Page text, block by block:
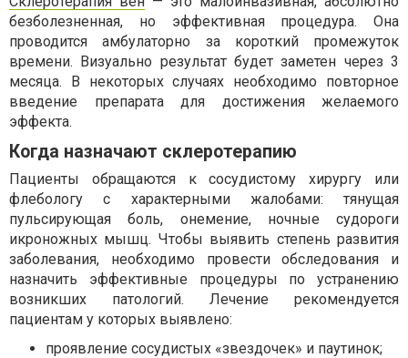
безболезненная, но эффективная процедура. Она
проводится амбулаторно за короткий промежуток
времени. Визуально результат будет заметен через 3
месяца. В некоторых случаях необходимо повторное
введение препарата для достижения желаемого
эффекта.
Когда назначают склеротерапию
Пациенты обращаются к сосудистому хирургу или
флебологу с характерными жалобами: тянущая
пульсирующая боль, онемение, ночные судороги
икроножных мышц. Чтобы выявить степень развития
заболевания, необходимо провести обследования и
назначить эффективные процедуры по устранению
возникших патологий. Лечение рекомендуется
пациентам у которых выявлено:
проявление сосудистых «звездочек» и паутинок;